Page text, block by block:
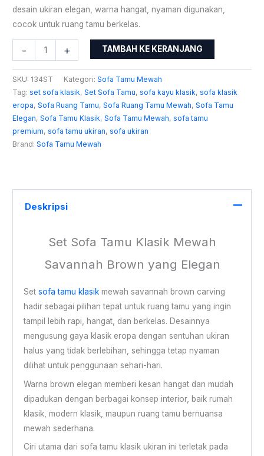
desain ukiran elegan, warna hangat, nyaman digunakan,
cocok untuk ruang tamu berkelas.
- + TAMBAH KE KERANJANG
SKU: 134ST Kategori:Sofa Tamu Mewah
Tag:set sofa klasik,Set Sofa Tamu,sofa kayu klasik,sofa klasik
eropa,Sofa Ruang Tamu,Sofa Ruang Tamu Mewah,Sofa Tamu
Elegan,Sofa Tamu Klasik,Sofa Tamu Mewah,sofa tamu
premium,sofa tamu ukiran,sofa ukiran
Brand:Sofa Tamu Mewah
Deskripsi
Set Sofa Tamu Klasik Mewah
Savannah Brown yang Elegan
Set sofa tamu klasikmewah savannah brown carving
hadir sebagai pilihan tepat untuk ruang tamu yang ingin
tampil lebih rapi, hangat, dan berkelas. Desainnya
mengusung gaya klasik eropa dengan sentuhan ukiran
halus yang tidak berlebihan, sehingga tetap nyaman
dilihat untuk penggunaan sehari-hari.
Warna brown elegan memberi kesan hangat dan mudah
dipadukan dengan berbagai konsep interior, baik rumah
klasik, modern klasik, maupun ruang tamu bernuansa
mewah sederhana.
Ciri utama dari sofa tamu klasik ukiran ini terletak pada